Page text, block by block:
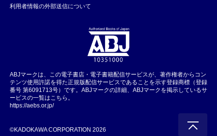
利用者情報の外部送信について
ABJマークは、この電子書店・電子書籍配信サービスが、著作権者からコン
テンツ使用許諾を得た正規版配信サービスであることを示す登録商標（登録
番号 第6091713号）です。ABJマークの詳細、ABJマークを掲示しているサ
ービスの一覧はこちら。
https://aebs.or.jp/
©KADOKAWA CORPORATION 2026